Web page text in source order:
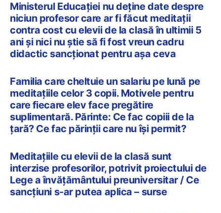
Ministerul Educației nu deține date despre
niciun profesor care ar fi făcut meditații
contra cost cu elevii de la clasă în ultimii 5
ani și nici nu știe să fi fost vreun cadru
didactic sancționat pentru așa ceva
Familia care cheltuie un salariu pe lună pe
meditațiile celor 3 copii. Motivele pentru
care fiecare elev face pregătire
suplimentară. Părinte: Ce fac copiii de la
țară? Ce fac părinții care nu își permit?
Meditațiile cu elevii de la clasă sunt
interzise profesorilor, potrivit proiectului de
Lege a învățământului preuniversitar / Ce
sancțiuni s-ar putea aplica – surse